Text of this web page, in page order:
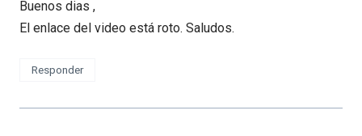
Buenos dias ,
El enlace del video está roto. Saludos.
Responder